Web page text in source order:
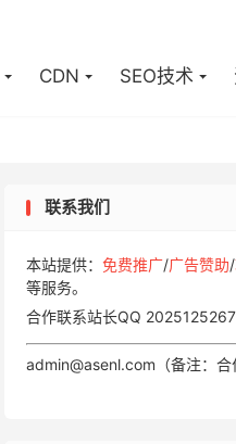
CDN SEO技术
联系我们
本站提供： 免费推广/广告赞助/
等服务。
合作联系站长QQ 2025125267
admin@asenl.com（备注：合